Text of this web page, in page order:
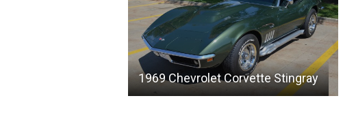
1969 Chevrolet Corvette Stingray